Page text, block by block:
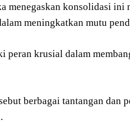
menegaskan konsolidasi
meningkatkan mutu
krusial dalam
berbagai tantangan dan